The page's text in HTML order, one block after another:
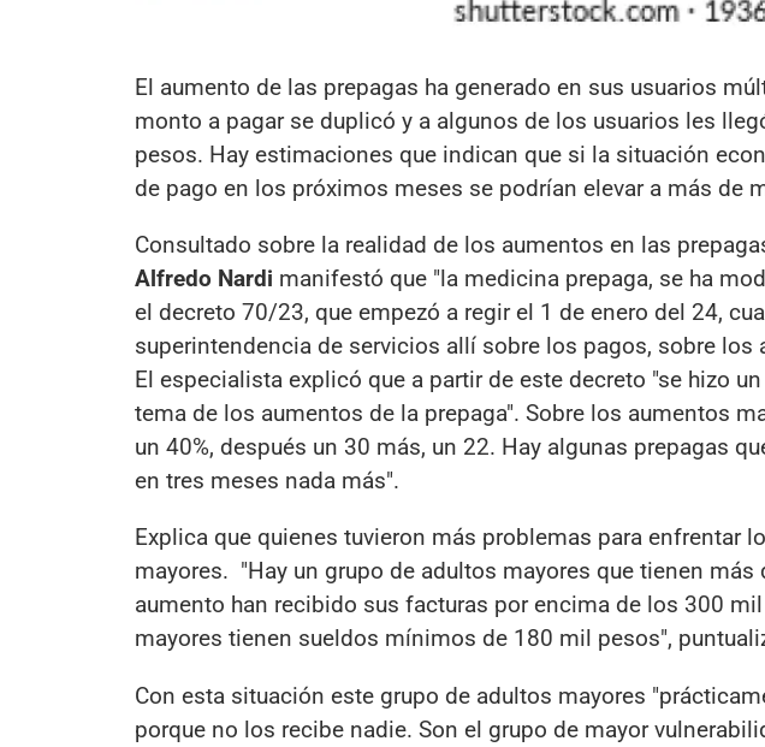
El aumento de las prepagas ha generado en sus usuarios
monto a pagar se duplicó y a algunos de los usuarios les
pesos. Hay estimaciones que indican que si la situación
de pago en los próximos meses se podrían elevar a más de
Consultado sobre la realidad de los aumentos en las
Alfredo Nardi manifestó que "la medicina prepaga, se ha
el decreto 70/23, que empezó a regir el 1 de enero del 24,
superintendencia de servicios allí sobre los pagos, sobre los
El especialista explicó que a partir de este decreto "se hizo
tema de los aumentos de la prepaga". Sobre los aumentos
un 40%, después un 30 más, un 22. Hay algunas prepagas
en tres meses nada más".
Explica que quienes tuvieron más problemas para enfrentar
mayores. "Hay un grupo de adultos mayores que tienen
aumento han recibido sus facturas por encima de los 300
mayores tienen sueldos mínimos de 180 mil pesos",
Con esta situación este grupo de adultos mayores
porque no los recibe nadie. Son el grupo de mayor